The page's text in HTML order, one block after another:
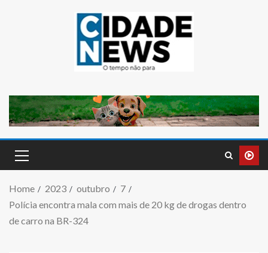
Home 2023 outubro
7
Polícia encontra mala com mais de 20 kg de drogas dentro
de carro na BR-324